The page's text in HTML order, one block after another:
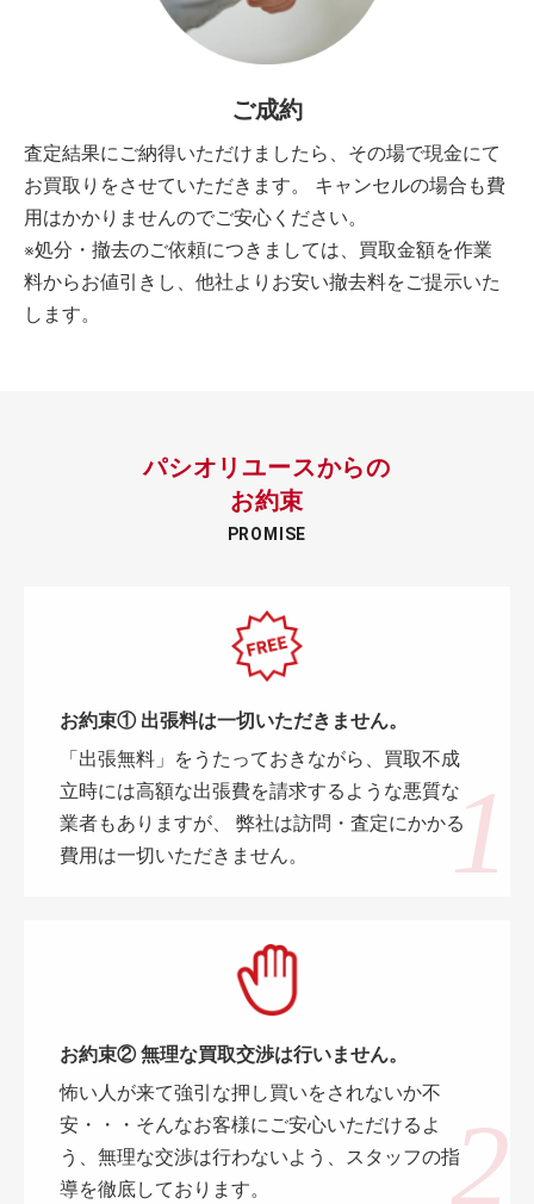
ご成約
査定結果にご納得いただけましたら、その場で現金にて
お買取りをさせていただきます。 キャンセルの場合も費
用はかかりませんのでご安心ください。
※処分・撤去のご依頼につきましては、買取金額を作業
料からお値引きし、他社よりお安い撤去料をご提示いた
します。
パシオリユースからの
お約束
PROMISE
お約束① 出張料は一切いただきません。
「出張無料」をうたっておきながら、買取不成
立時には高額な出張費を請求するような悪質な
業者もありますが、 弊社は訪問・査定にかかる
費用は一切いただきません。
お約束② 無理な買取交渉は行いません。
怖い人が来て強引な押し買いをされないか不
安・・・そんなお客様にご安心いただけるよ
う、無理な交渉は行わないよう、スタッフの指
導を徹底しております。